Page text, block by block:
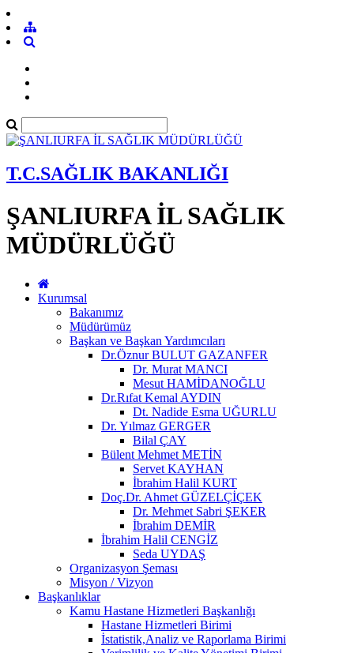
T.C.SAĞLIK BAKANLIĞI
ŞANLIURFA İL SAĞLIK
MÜDÜRLÜĞÜ
Kurumsal
Bakanımız
Müdürümüz
Başkan ve Başkan Yardımcıları
Dr.Öznur BULUT GAZANFER
Dr. Murat MANCI
Mesut HAMİDANOĞLU
Dr.Rıfat Kemal AYDIN
Dt. Nadide Esma UĞURLU
Dr. Yılmaz GERGER
Bilal ÇAY
Bülent Mehmet METİN
Servet KAYHAN
İbrahim Halil KURT
Doç.Dr. Ahmet GÜZELÇİÇEK
Dr. Mehmet Sabri ŞEKER
İbrahim DEMİR
İbrahim Halil CENGİZ
Seda UYDAŞ
Organizasyon Şeması
Misyon / Vizyon
Başkanlıklar
Kamu Hastane Hizmetleri Başkanlığı
Hastane Hizmetleri Birimi
İstatistik,Analiz ve Raporlama Birimi